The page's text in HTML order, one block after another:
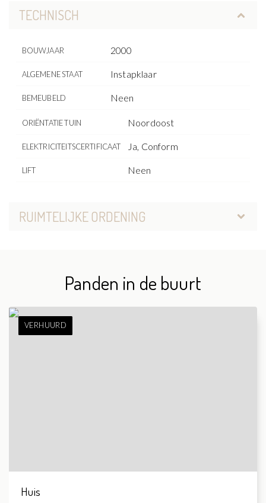
TECHNISCH
BOUWJAAR 2000
ALGEMENE STAAT Instapklaar
BEMEUBELD Neen
ORIËNTATIE TUIN Noordoost
ELEKTRICITEITSCERTIFICAAT Ja, Conform
LIFT Neen
RUIMTELIJKE ORDENING
Panden in de buurt
VERHUURD
Huis